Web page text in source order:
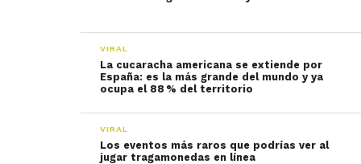
VIRAL
La cucaracha americana se extiende por
España: es la más grande del mundo y ya
ocupa el 88 % del territorio
VIRAL
Los eventos más raros que podrías ver al
jugar tragamonedas en línea